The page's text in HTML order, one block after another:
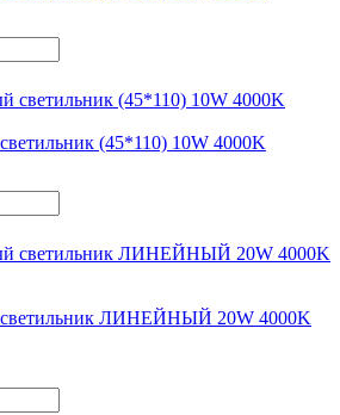
(45*110) 10W 4000K
ЛИНЕЙНЫЙ 20W 4000K